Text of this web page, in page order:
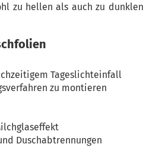
zu hellen als auch zu dunklen
Tageslichteinfall
zu montieren
Duschabtrennungen